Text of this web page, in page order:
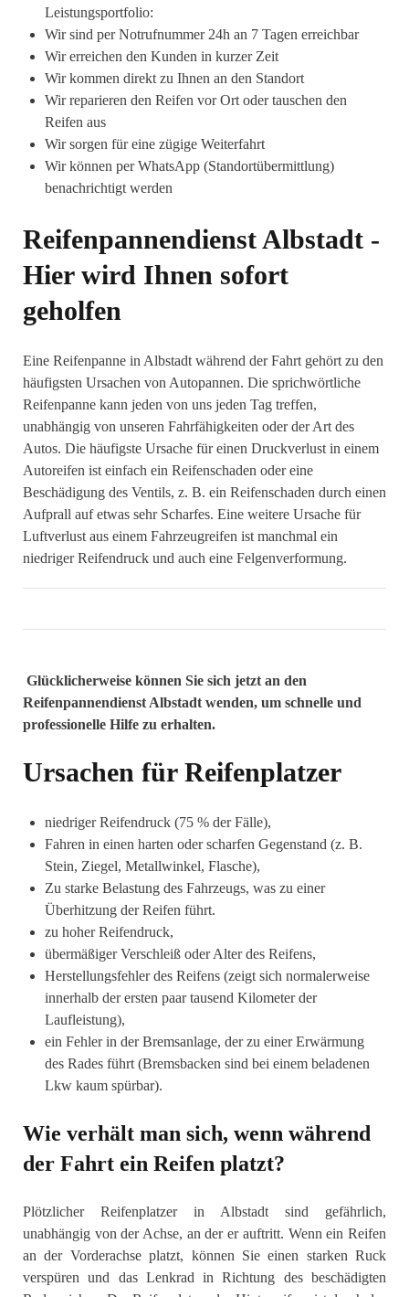
Leistungsportfolio:
Wir sind per Notrufnummer 24h an 7 Tagen erreichbar
Wir erreichen den Kunden in kurzer Zeit
Wir kommen direkt zu Ihnen an den Standort
Wir reparieren den Reifen vor Ort oder tauschen den
Reifen aus
Wir sorgen für eine zügige Weiterfahrt
Wir können per WhatsApp (Standortübermittlung)
benachrichtigt werden
Reifenpannendienst Albstadt -
Hier wird Ihnen sofort
geholfen
Eine Reifenpanne in Albstadt während der Fahrt gehört zu den
häufigsten Ursachen von Autopannen. Die sprichwörtliche
Reifenpanne kann jeden von uns jeden Tag treffen,
unabhängig von unseren Fahrfähigkeiten oder der Art des
Autos. Die häufigste Ursache für einen Druckverlust in einem
Autoreifen ist einfach ein Reifenschaden oder eine
Beschädigung des Ventils, z. B. ein Reifenschaden durch einen
Aufprall auf etwas sehr Scharfes. Eine weitere Ursache für
Luftverlust aus einem Fahrzeugreifen ist manchmal ein
niedriger Reifendruck und auch eine Felgenverformung.
Glücklicherweise können Sie sich jetzt an den
Reifenpannendienst Albstadt wenden, um schnelle und
professionelle Hilfe zu erhalten.
Ursachen für Reifenplatzer
niedriger Reifendruck (75 % der Fälle),
Fahren in einen harten oder scharfen Gegenstand (z. B.
Stein, Ziegel, Metallwinkel, Flasche),
Zu starke Belastung des Fahrzeugs, was zu einer
Überhitzung der Reifen führt.
zu hoher Reifendruck,
übermäßiger Verschleiß oder Alter des Reifens,
Herstellungsfehler des Reifens (zeigt sich normalerweise
innerhalb der ersten paar tausend Kilometer der
Laufleistung),
ein Fehler in der Bremsanlage, der zu einer Erwärmung
des Rades führt (Bremsbacken sind bei einem beladenen
Lkw kaum spürbar).
Wie verhält man sich, wenn während
der Fahrt ein Reifen platzt?
Plötzlicher Reifenplatzer in Albstadt sind gefährlich,
unabhängig von der Achse, an der er auftritt. Wenn ein Reifen
an der Vorderachse platzt, können Sie einen starken Ruck
verspüren und das Lenkrad in Richtung des beschädigten